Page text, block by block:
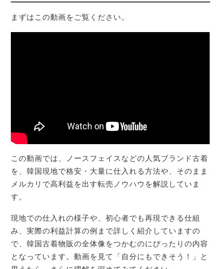
まずはこの動画をご覧ください。
この動画では、ノースフェイスなどの人気ブランド古着
を、韓国現地で格安・大量に仕入れる方法や、そのまま
メルカリで高利益を出す転売ノウハウを解説していま
す。
現地での仕入れの様子や、初心者でも再現できる仕組
み、実際の利益計算の例まで詳しく紹介していますの
で、韓国古着物販の全体像をつかむのにぴったりの内容
となっています。動画を見て「自分にもできそう！」と